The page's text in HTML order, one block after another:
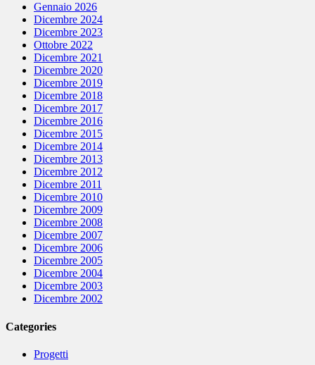
Gennaio 2026
Dicembre 2024
Dicembre 2023
Ottobre 2022
Dicembre 2021
Dicembre 2020
Dicembre 2019
Dicembre 2018
Dicembre 2017
Dicembre 2016
Dicembre 2015
Dicembre 2014
Dicembre 2013
Dicembre 2012
Dicembre 2011
Dicembre 2010
Dicembre 2009
Dicembre 2008
Dicembre 2007
Dicembre 2006
Dicembre 2005
Dicembre 2004
Dicembre 2003
Dicembre 2002
Categories
Progetti